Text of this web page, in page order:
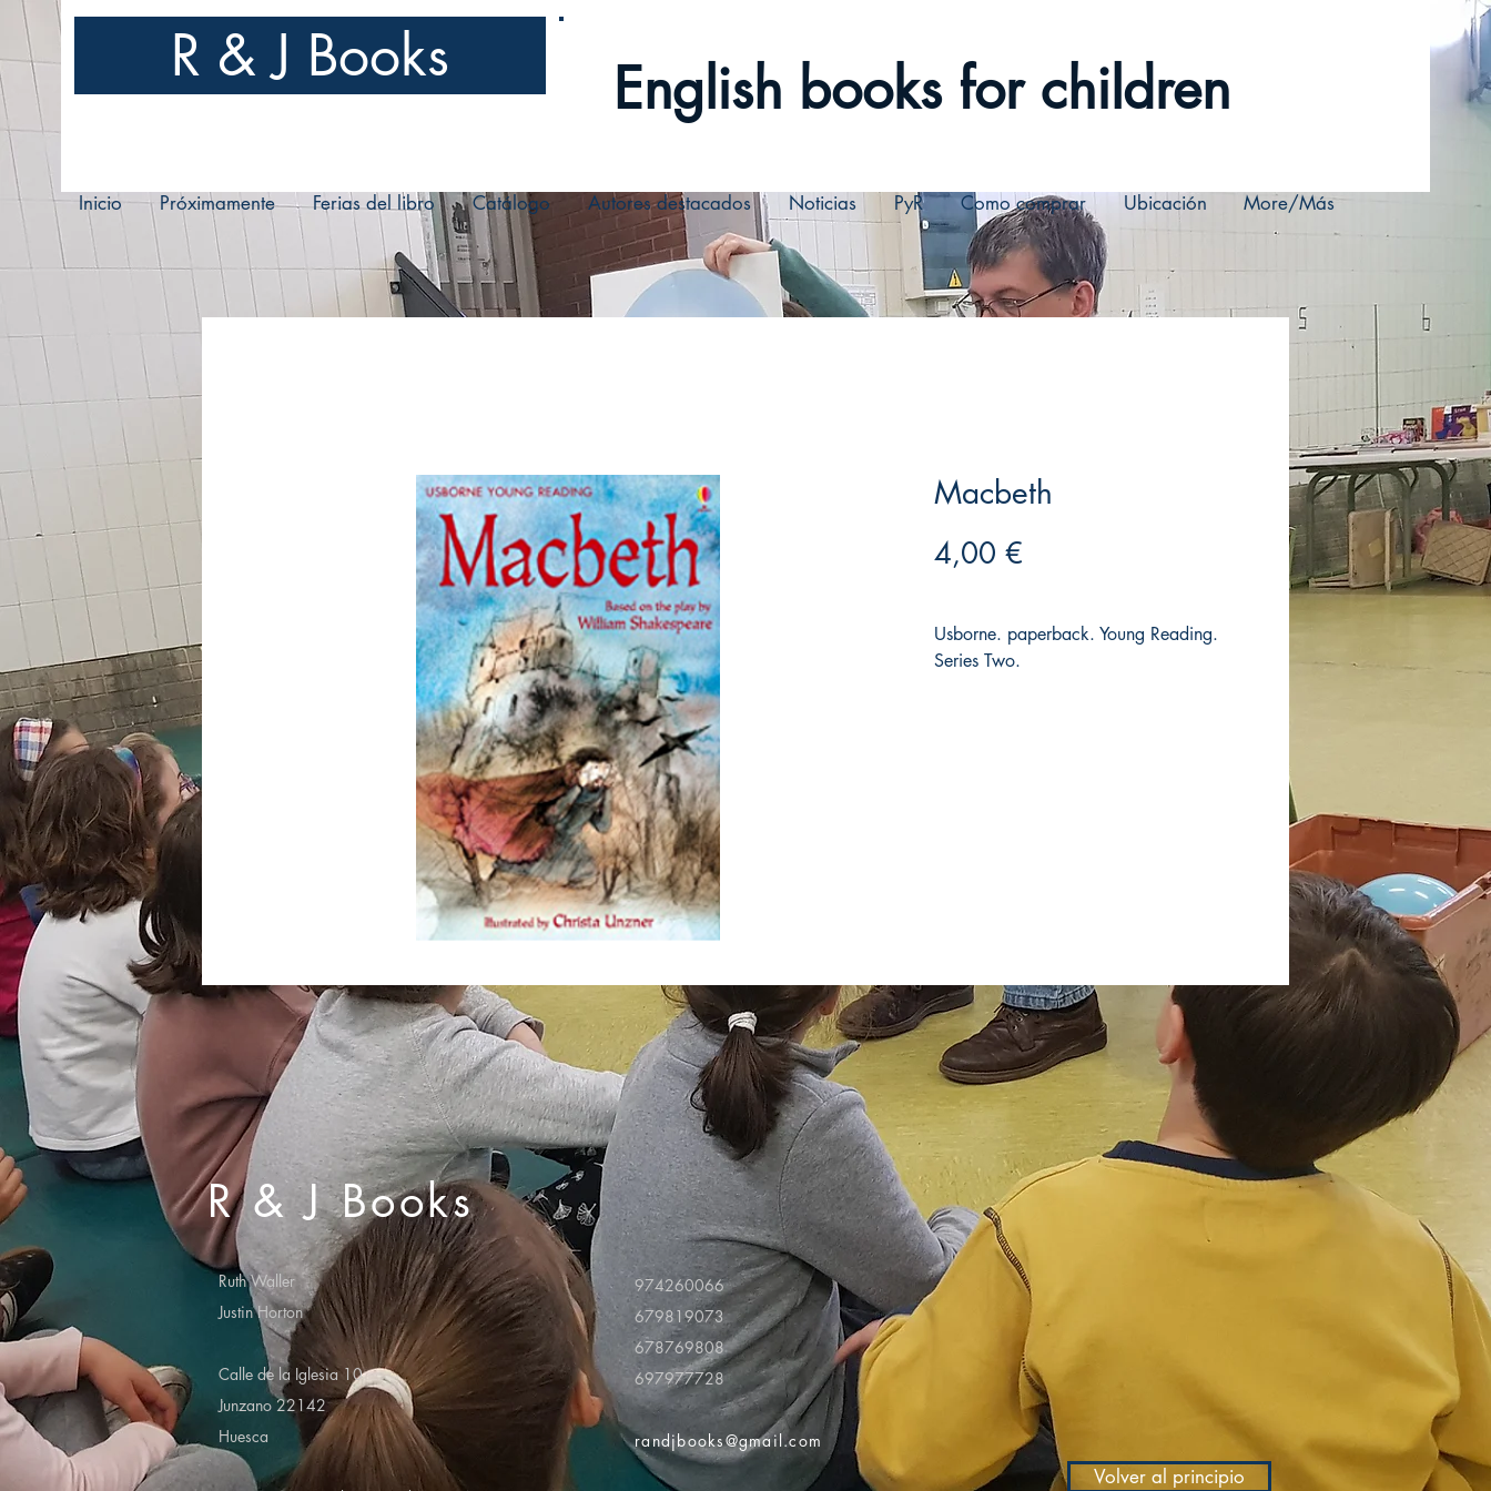
English books for children
R & J Books
Inicio Próximamente Ferias del libro Catálogo Autores destacados Noticias PyR Como comprar Ubicación More/Más
Macbeth
4,00 €
Usborne. paperback. Young Reading.
Series Two.
R & J Books
Ruth Waller
Justin Horton
Calle de la Iglesia 10
Junzano 22142
Huesca
974260066
679819073
678769808
697977728
randjbooks@gmail.com
Volver al principio